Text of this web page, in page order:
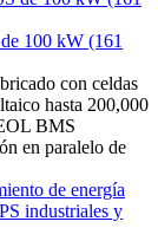
100 kW (161
con celdas
hasta 200,000
BMS
en paralelo de